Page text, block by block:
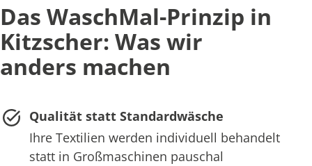
Das WaschMal-Prinzip in
Kitzscher: Was wir
anders machen
Qualität statt Standardwäsche
Ihre Textilien werden individuell behandelt
statt in Großmaschinen pauschal